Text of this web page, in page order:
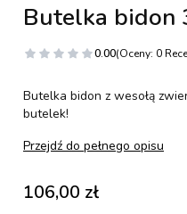
Butelka bidon
0.00(Oceny: 0
Butelka bidon z wesołą
butelek!
Przejdź do pełnego opisu
Cena
106,00 zł